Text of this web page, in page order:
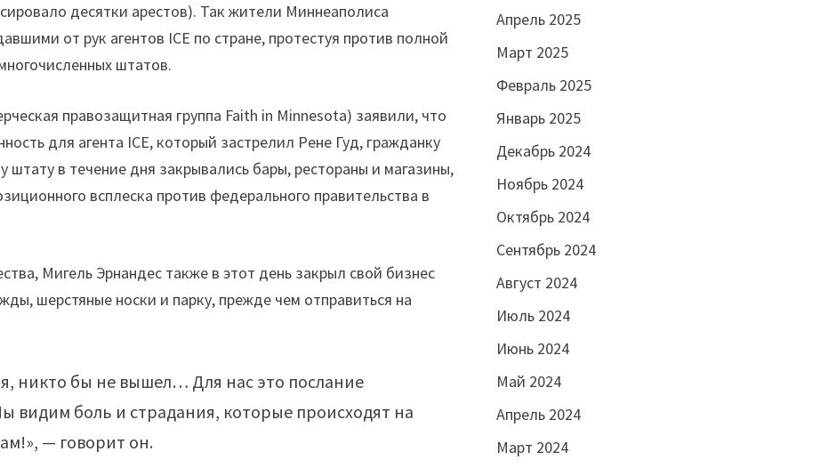
десятки арестов). Так жители Миннеаполиса
от рук агентов ICE по стране, протестуя против полной
штатов.
правозащитная группа Faith in Minnesota) заявили, что
для агента ICE, который застрелил Рене Гуд, гражданку
в течение дня закрывались бары, рестораны и магазины,
всплеска против федерального правительства в
Мигель Эрнандес также в этот день закрыл свой бизнес
шерстяные носки и парку, прежде чем отправиться на
никто бы не вышел… Для нас это послание
видим боль и страдания, которые происходят на
— говорит он.
Апрель 2025
Март 2025
Февраль 2025
Январь 2025
Декабрь 2024
Ноябрь 2024
Октябрь 2024
Сентябрь 2024
Август 2024
Июль 2024
Июнь 2024
Май 2024
Апрель 2024
Март 2024